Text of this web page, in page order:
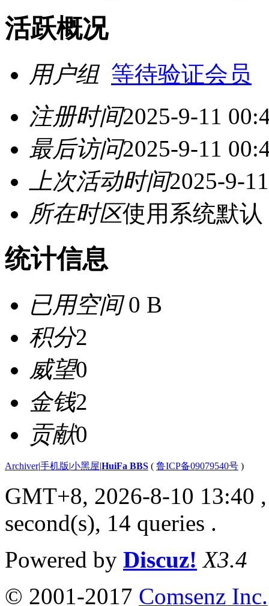
活跃概况
用户组 等待验证会员
注册时间2025-9-11
最后访问2025-9-11
上次活动时间2025-9-
所在时区使用系统默认
统计信息
已用空间0 B
积分2
威望0
金钱2
贡献0
Archiver|手机版|小黑屋|HuiFa BBS ( 鲁ICP备09079540号 )
GMT+8, 2026-8-10 13:40
second(s), 14 queries .
Powered by Discuz! X3.4
© 2001-2017 Comsenz Inc.